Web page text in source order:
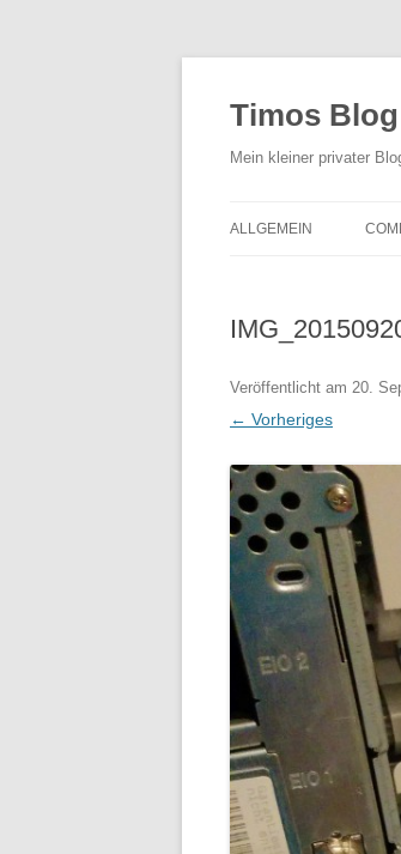
Timos Blog
Mein kleiner privater
ALLGEMEIN
Veröffentlicht am 20.
← Vorheriges